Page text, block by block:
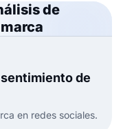
de
de
en redes sociales.